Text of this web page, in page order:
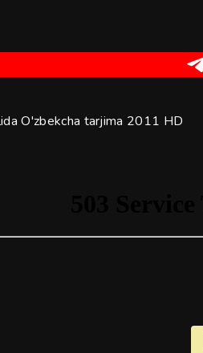
O'zbekcha tarjima 2011 HD